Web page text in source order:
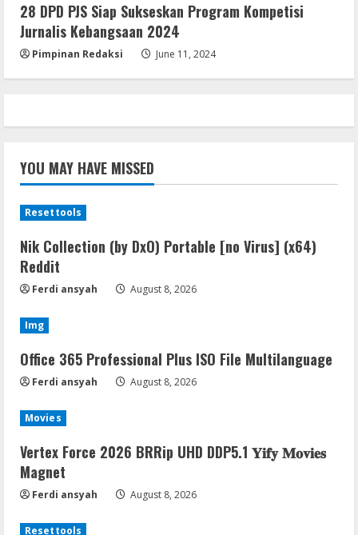
5
Cracked x86-x64 [no Virus]
August 8, 2026
28 DPD PJS Siap Sukseskan Program Kompetisi
Jurnalis Kebangsaan 2024
Pimpinan Redaksi June 11, 2024
YOU MAY HAVE MISSED
Resettools
Nik Collection (by DxO) Portable [no Virus] (x64)
Reddit
Ferdi ansyah August 8, 2026
Img
Office 365 Professional Plus ISO File Multilanguage
Ferdi ansyah August 8, 2026
Movies
Vertex Force 2026 BRRip UHD DDP5.1 𝐘𝐢𝐟𝐲 𝐌𝐨𝐯𝐢𝐞𝐬
Magnet
Ferdi ansyah August 8, 2026
Resettools